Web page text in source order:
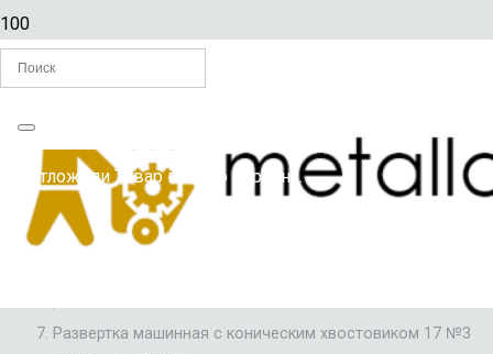
Вы отложилиТоварв свою корзину.
Главная
/
РАЗВЕРТКИ ПО МЕТАЛЛУ
Развертка машинная с коническим хвостовиком 17 №3